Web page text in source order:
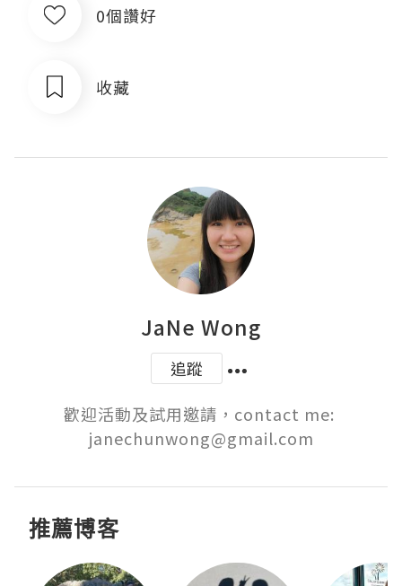
0個讚好
收藏
JaNe Wong
追蹤
歡迎活動及試用邀請，contact me:
janechunwong@gmail.com
推薦博客